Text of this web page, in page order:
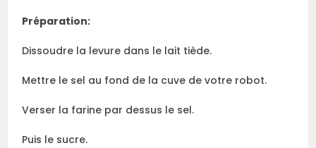
Préparation:
Dissoudre la levure dans le lait tiède.
Mettre le sel au fond de la cuve de votre robot.
Verser la farine par dessus le sel.
Puis le sucre.